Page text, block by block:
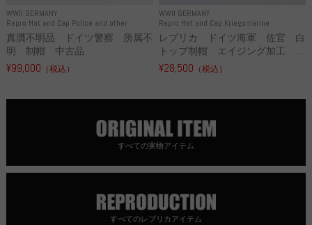
WWII GERMANY
Repro Hat and Cap Police and other
真贋不明品 ドイツ警察 所属不
明 制帽 中古品
¥99,000 （税込）
WWII GERMANY
Repro Hat and Cap Kriegsmarine
レプリカ ドイツ海軍 佐官 白
トップ制帽 エイジング加工 ...
¥28,500 （税込）
すべての実物アイテム
すべてのレプリカアイテム